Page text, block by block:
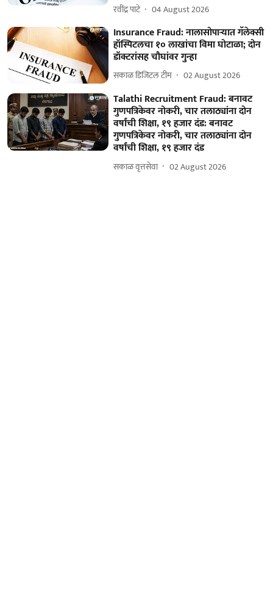
रवींद्र पाटे 04 August 2026
Insurance Fraud: नालासोपाऱ्यात गॅलेक्सी
हॉस्पिटलचा १० लाखांचा विमा घोटाळा; दोन
डॉक्टरांसह चौघांवर गुन्हा
सकाळ डिजिटल टीम 02 August 2026
Talathi Recruitment Fraud: बनावट
गुणपत्रिकेवर नोकरी, चार तलाठ्यांना दोन
वर्षांची शिक्षा, १९ हजार दंड: बनावट
गुणपत्रिकेवर नोकरी, चार तलाठ्यांना दोन
वर्षांची शिक्षा, १९ हजार दंड
सकाळ वृत्तसेवा 02 August 2026